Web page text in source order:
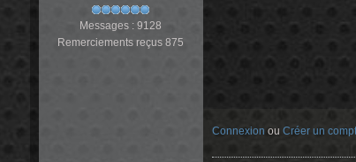
Messages : 9128
Remerciements reçus 875
Connexion ou Créer un